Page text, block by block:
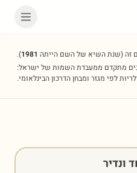
זה(שנת השיא של השם הייתה 1981
).
מתקדם ממעבדת השמות של ישראל:
לפי מגזר ומבחן הדרכון הבינלאומי.
ונדיר